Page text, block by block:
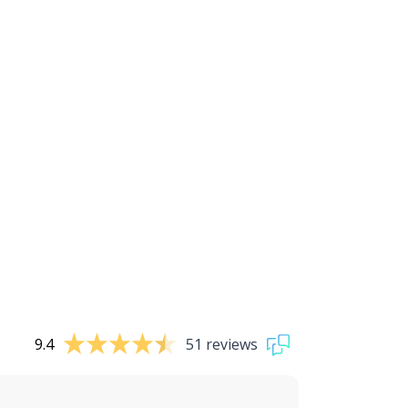
9.4 51 reviews